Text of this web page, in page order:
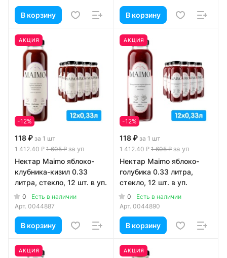
В корзину В корзину
АКЦИЯ
-12%
118 ₽ за 1 шт
1 412.40 ₽ 1 605 ₽ за уп
Нектар Maimo яблоко-
клубника-кизил 0.33
литра, стекло, 12 шт. в уп.
0
Есть в наличии
Арт. 0044887
В корзину
АКЦИЯ
-12%
118 ₽ за 1 шт
1 412.40 ₽ 1 605 ₽ за уп
Нектар Maimo яблоко-
голубика 0.33 литра,
стекло, 12 шт. в уп.
0
Есть в наличии
Арт. 0044890
В корзину
АКЦИЯ АКЦИЯ